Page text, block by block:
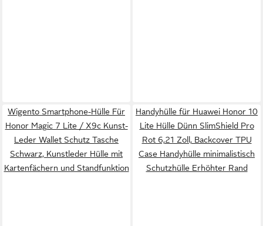
Wigento Smartphone-Hülle Für
Honor Magic 7 Lite / X9c Kunst-
Leder Wallet Schutz Tasche
Schwarz, Kunstleder Hülle mit
Kartenfächern und Standfunktion
Handyhülle für Huawei Honor 10
Lite Hülle Dünn SlimShield Pro
Rot 6,21 Zoll, Backcover TPU
Case Handyhülle minimalistisch
Schutzhülle Erhöhter Rand